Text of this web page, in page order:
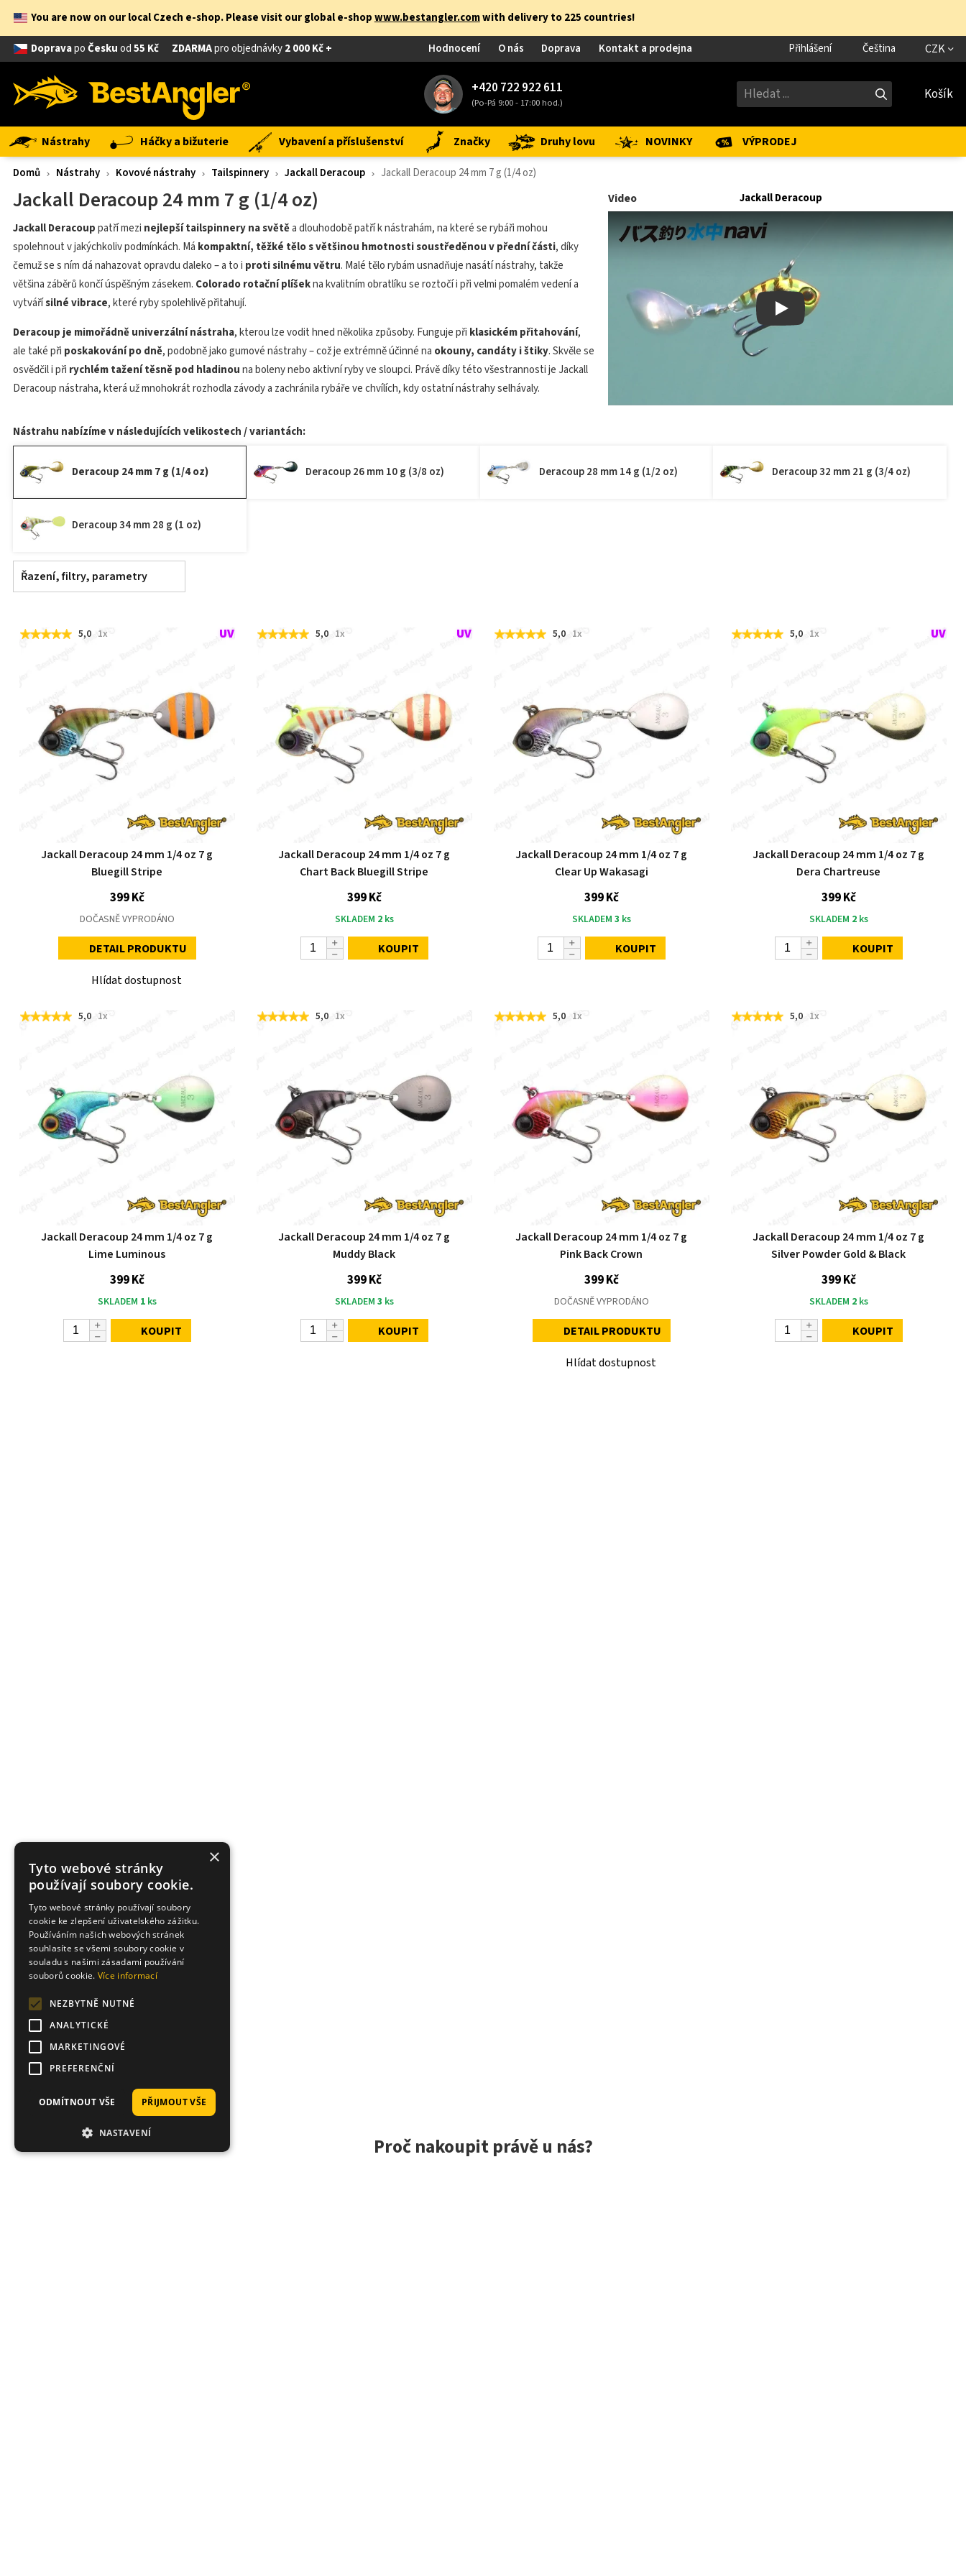
You are now on our local Czech e-shop. Please visit our global e-shopwww.bestangler.comwith delivery to 225 countries!
DopravapoČeskuod55 Kč ZDARMApro objednávky2 000 Kč + Hodnocení O nás Doprava Kontakt a prodejna Přihlášení Čeština CZK
+420 722 922 611
(Po-Pá 9:00 - 17:00 hod.) Košík
Nástrahy Háčky a bižuterie Vybavení a příslušenství Značky Druhy lovu NOVINKY VÝPRODEJ
Domů Nástrahy Kovové nástrahy Tailspinnery Jackall Deracoup Jackall Deracoup 24 mm 7 g (1/4 oz)
Video Jackall Deracoup
Play
Jackall Deracoup 24 mm 7 g (1/4 oz)
Jackall Deracouppatří mezi nejlepší tailspinnery na světěa dlouhodobě patří k nástrahám, na které se rybáři mohou
spolehnout v jakýchkoliv podmínkách. Má kompaktní, těžké tělo s většinou hmotnosti soustředěnou v přední části, díky
čemuž se s ním dá nahazovat opravdu daleko – a to i proti silnému větru. Malé tělo rybám usnadňuje nasátí nástrahy, takže
většina záběrů končí úspěšným zásekem. Colorado rotační plíšekna kvalitním obratlíku se roztočí i při velmi pomalém vedení a
vytvářísilné vibrace, které ryby spolehlivě přitahují.
Deracoup je mimořádně univerzální nástraha, kterou lze vodit hned několika způsoby. Funguje při klasickém přitahování,
ale také při poskakování po dně, podobně jako gumové nástrahy – což je extrémně účinné na okouny, candáty i štiky. Skvěle se
osvědčil i při rychlém tažení těsně pod hladinouna boleny nebo aktivní ryby ve sloupci. Právě díky této všestrannosti je Jackall
Deracoup nástraha, která už mnohokrát rozhodla závody a zachránila rybáře ve chvílích, kdy ostatní nástrahy selhávaly.
Nástrahu nabízíme v následujících velikostech / variantách:
Deracoup 24 mm 7 g (1/4 oz) Deracoup 26 mm 10 g (3/8 oz) Deracoup 28 mm 14 g (1/2 oz) Deracoup 32 mm 21 g (3/4 oz)
Deracoup 34 mm 28 g (1 oz)
Řazení, filtry, parametry
5,0 1x
Jackall Deracoup 24 mm 1/4 oz 7 g
Bluegill Stripe
399 Kč
DOČASNĚ VYPRODÁNO
DETAIL PRODUKTU
Hlídat dostupnost
5,0 1x
Jackall Deracoup 24 mm 1/4 oz 7 g
Chart Back Bluegill Stripe
399 Kč
SKLADEM 2 ks
KOUPIT
5,0 1x
Jackall Deracoup 24 mm 1/4 oz 7 g
Clear Up Wakasagi
399 Kč
SKLADEM 3 ks
KOUPIT
5,0 1x
Jackall Deracoup 24 mm 1/4 oz 7 g
Dera Chartreuse
399 Kč
SKLADEM 2 ks
KOUPIT
5,0 1x
Jackall Deracoup 24 mm 1/4 oz 7 g
Lime Luminous
399 Kč
SKLADEM 1 ks
KOUPIT
5,0 1x
Jackall Deracoup 24 mm 1/4 oz 7 g
Muddy Black
399 Kč
SKLADEM 3 ks
KOUPIT
5,0 1x
Jackall Deracoup 24 mm 1/4 oz 7 g
Pink Back Crown
399 Kč
DOČASNĚ VYPRODÁNO
DETAIL PRODUKTU
Hlídat dostupnost
5,0 1x
Jackall Deracoup 24 mm 1/4 oz 7 g
Silver Powder Gold & Black
399 Kč
SKLADEM 2 ks
KOUPIT
Proč nakoupit právě u nás?
×
Tyto webové stránky
používají soubory cookie.
Tyto webové stránky používají soubory
cookie ke zlepšení uživatelského zážitku.
Používáním našich webových stránek
souhlasíte se všemi soubory cookie v
souladu s našimi zásadami používání
souborů cookie. Více informací
NEZBYTNĚ NUTNÉ
ANALYTICKÉ
MARKETINGOVÉ
PREFERENČNÍ
PŘIJMOUT VŠE
ODMÍTNOUT VŠE
NASTAVENÍ